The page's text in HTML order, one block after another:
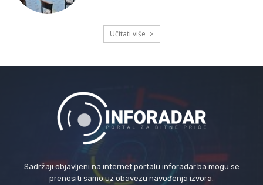
Učitati više
Sadržaji objavljeni na internet portalu inforadar.ba mogu se
prenositi samo uz obavezu navođenja izvora.